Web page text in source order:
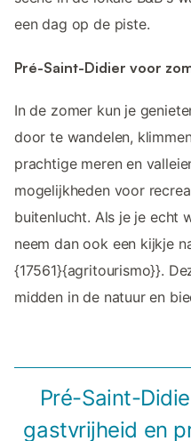
een dag op de piste.
Pré-Saint-Didier voor
In de zomer kun je
door te wandelen,
prachtige meren en
mogelijkheden voor
buitenlucht. Als je je echt
neem dan ook een kijkje
{17561}{agritourismo}}.
midden in de natuur en
Pré-Saint-
gastvrijheid en